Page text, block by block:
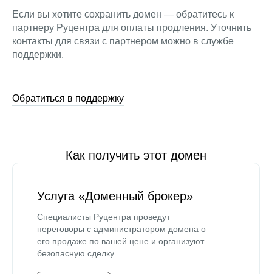
Если вы хотите сохранить домен — обратитесь к
партнеру Руцентра для оплаты продления. Уточнить
контакты для связи с партнером можно в службе
поддержки.
Обратиться в поддержку
Как получить этот домен
Услуга «Доменный брокер»
Специалисты Руцентра проведут
переговоры с администратором домена о
его продаже по вашей цене и организуют
безопасную сделку.